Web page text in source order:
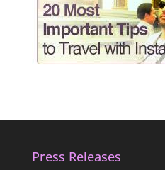
Press Releases